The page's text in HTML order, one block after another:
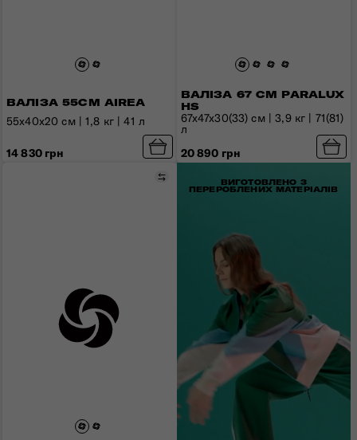
ВАЛІЗА 55СМ AIREA
55x40x20 см | 1,8 кг | 41 л
14 830 грн
ВАЛІЗА 67 СМ PARALUX
HS
67x47x30(33) см | 3,9 кг | 71(81)
л
20 890 грн
Порівняти
ВИГОТОВЛЕНО З
ПЕРЕРОБЛЕНИХ МАТЕРІАЛІВ